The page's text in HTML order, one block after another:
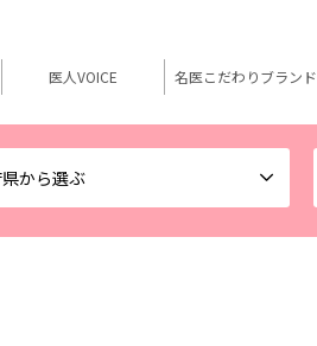
から選ぶ
医人VOICE 名医こだわりブランド